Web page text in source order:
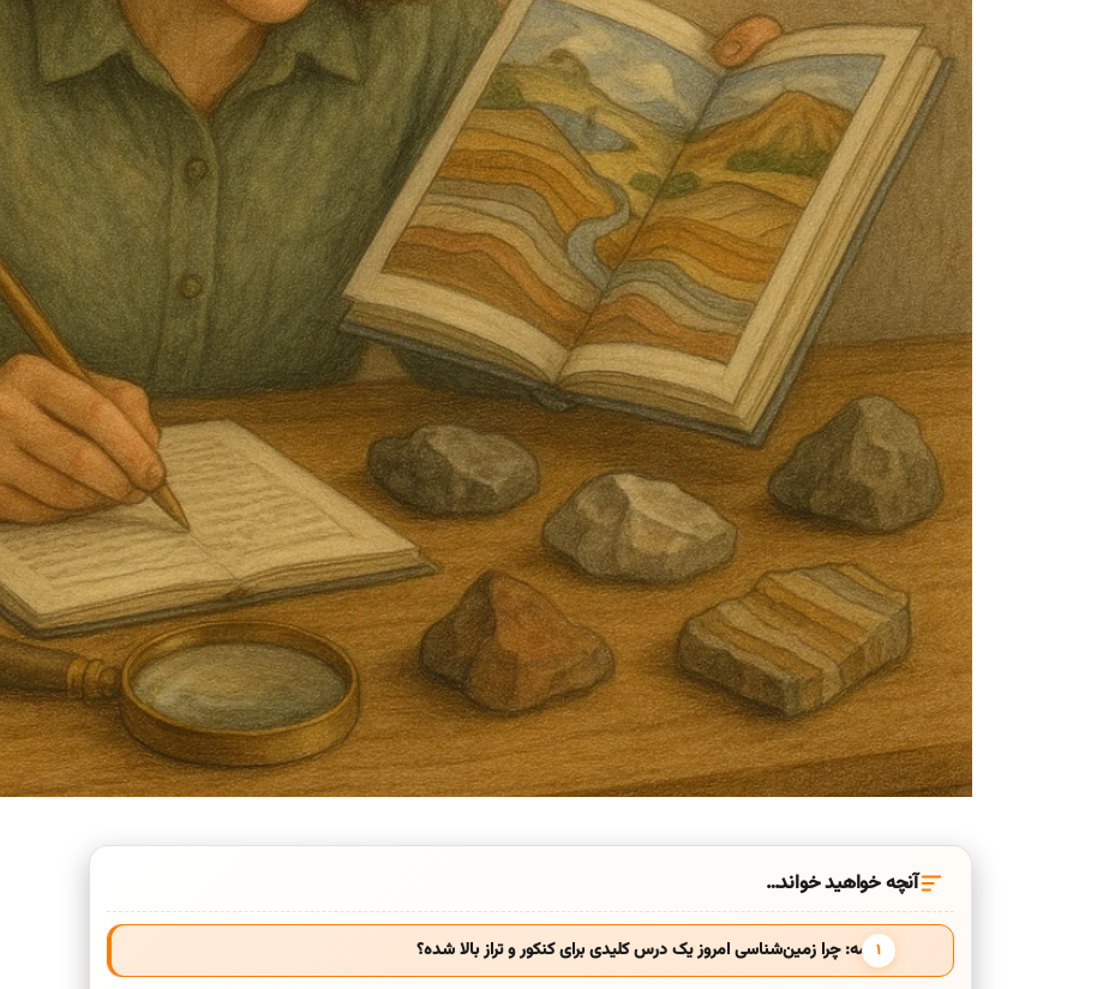
آنچه خواهید خواند…
مقدمه: چرا زمین‌شناسی امروز یک درس کلیدی برای کنکور و تراز بالا شده؟